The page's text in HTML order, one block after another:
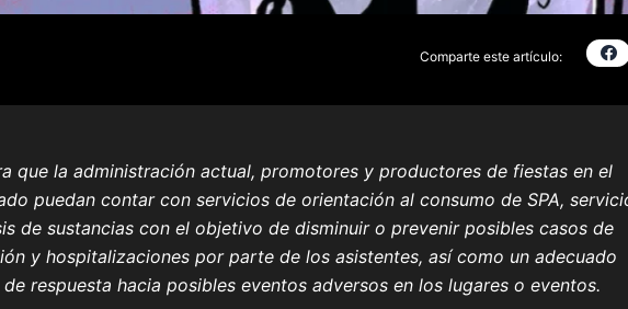
Comparte este artículo:
que la administración actual, promotores y productores de fiestas en el
puedan contar con servicios de orientación al consumo de SPA,
de sustancias con el objetivo de disminuir o prevenir posibles casos de
y hospitalizaciones por parte de los asistentes, así como un adecuado
respuesta hacia posibles eventos adversos en los lugares o eventos.